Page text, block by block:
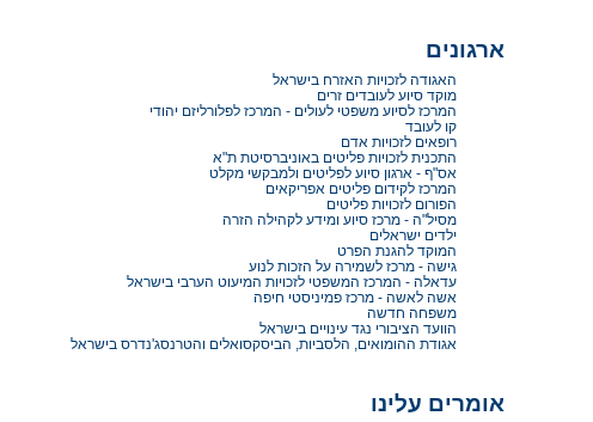
ארגונים
האגודה לזכויות האזרח בישראל
מוקד סיוע לעובדים זרים
המרכז לסיוע משפטי לעולים - המרכז לפלורליזם יהודי
קו לעובד
רופאים לזכויות אדם
התכנית לזכויות פליטים באוניברסיטת ת"א
אס"ף - ארגון סיוע לפליטים ולמבקשי מקלט
המרכז לקידום פליטים אפריקאים
הפורום לזכויות פליטים
מסיל"ה - מרכז סיוע ומידע לקהילה הזרה
ילדים ישראלים
המוקד להגנת הפרט
גישה - מרכז לשמירה על הזכות לנוע
עדאלה - המרכז המשפטי לזכויות המיעוט הערבי בישראל
אשה לאשה - מרכז פמיניסטי חיפה
משפחה חדשה
הוועד הציבורי נגד עינויים בישראל
אגודת ההומואים, הלסביות, הביסקסואלים והטרנסג'נדרס בישראל
אומרים עלינו